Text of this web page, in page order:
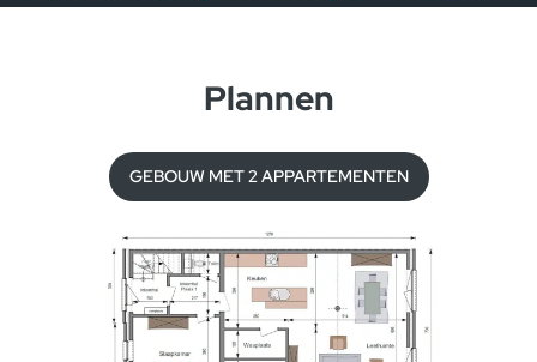
Plannen
GEBOUW MET 2 APPARTEMENTEN